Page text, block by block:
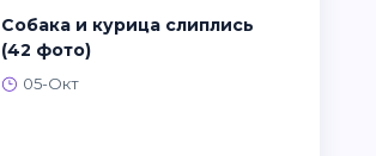
Собака и курица слиплись
(42 фото)
05-Окт